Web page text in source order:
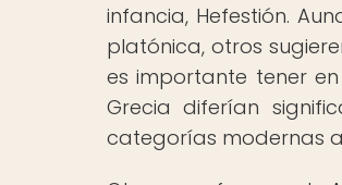
infancia, Hefestión.
platónica, otros
es importante tener
Grecia diferían
categorías modernas